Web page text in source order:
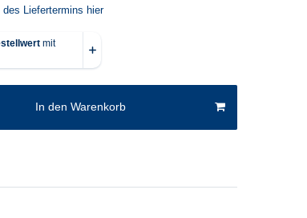
des Liefertermins hier
In den Warenkorb